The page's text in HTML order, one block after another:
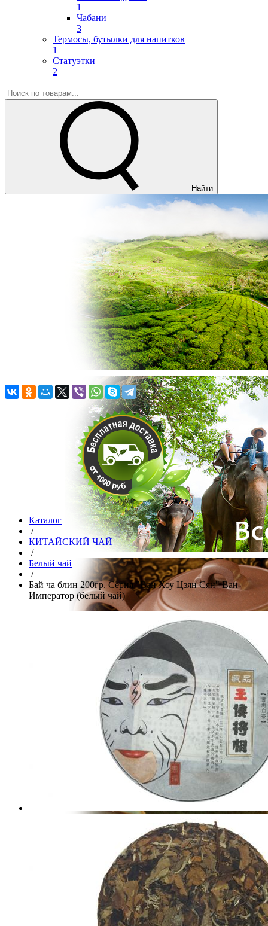
1
Чабани
3
Термосы, бутылки для напитков
1
Статуэтки
2
Найти
Каталог
/
КИТАЙСКИЙ ЧАЙ
/
Белый чай
/
Бай ча блин 200гр. Серия "Ван Хоу Цзян Сян" Ван-
Император (белый чай)